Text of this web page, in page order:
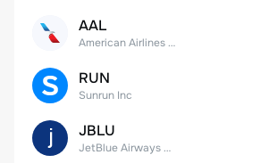
AAL
American Airlines Group Inc.
RUN
Sunrun Inc
JBLU
JetBlue Airways Corp